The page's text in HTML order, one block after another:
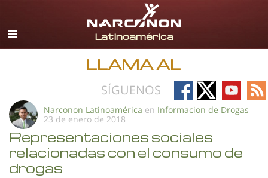
Español
Todas las Regiones/Idiomas
LLAMA AL
SÍGUENOS
Follow
on
Follow
on
Follow
on
on
Narconon Latinoamérica en Informacion de Drogas
23 de enero de 2018
Representaciones sociales
relacionadas con el consumo de
drogas